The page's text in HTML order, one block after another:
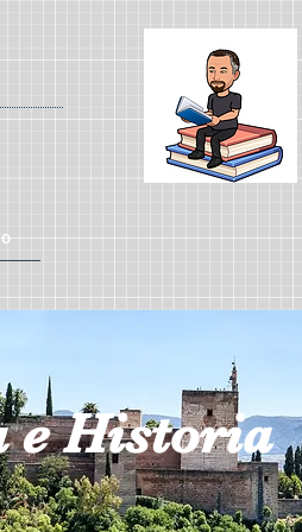
e Historia